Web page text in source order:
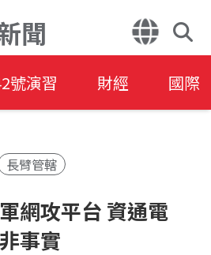
聞
號演習 財經 國際
長臂管轄
網攻平台 資通電
事實